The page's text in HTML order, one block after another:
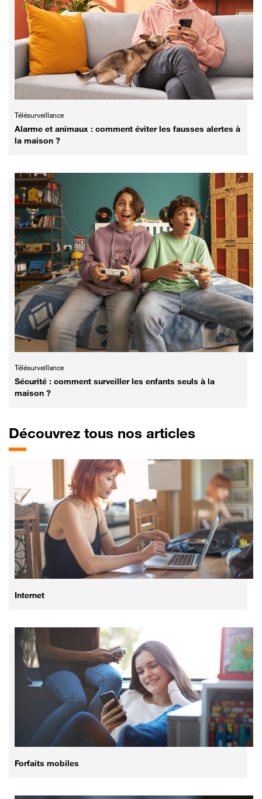
Télésurveillance
Alarme et animaux : comment éviter les fausses alertes à
la maison ?
Télésurveillance
Sécurité : comment surveiller les enfants seuls à la
maison ?
Découvrez tous nos articles
Internet
Forfaits mobiles